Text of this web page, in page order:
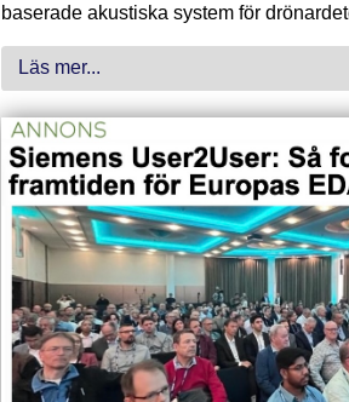
baserade akustiska system för
Läs mer...